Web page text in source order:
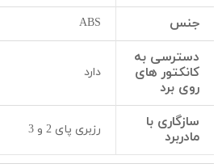
جنس ABS
دسترسی به
کانکتور های
روی برد
دارد
سازگاری با
مادربرد
رزبری پای 2 و 3